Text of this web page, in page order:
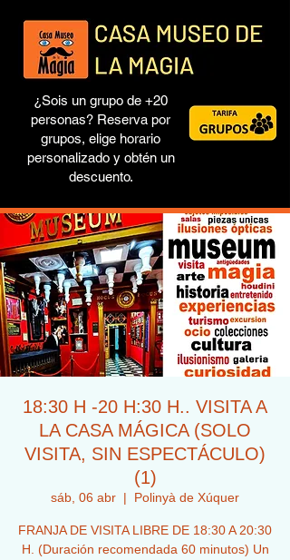
¿Sois un grupo de +20
personas? Reserva por
grupos, elige horario
personalizado y obtén un
descuento.
18:30 H -20 H:30 H.. VISITA A
LA CASA MÁGICA (SOLO
VISITA, SIN ESPECTÁCULO)
(1)
sáb, 06 abr
  |
Polinyà de Xúquer
FRANJA DE VISITA LIBRE DE 18:30 A 20:30
H. (Duración recomendada 60 minutos) Un